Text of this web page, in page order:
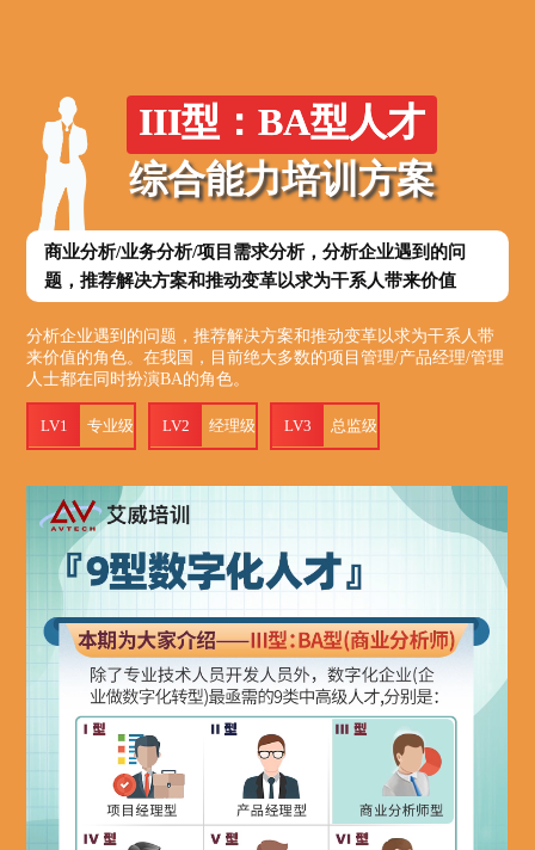
III型：BA型人才
综合能力培训方案
商业分析/业务分析/项目需求分析，分析企业遇到的问
题，推荐解决方案和推动变革以求为干系人带来价值
分析企业遇到的问题，推荐解决方案和推动变革以求为干系人带
来价值的角色。在我国，目前绝大多数的项目管理/产品经理/管理
人士都在同时扮演BA的角色。
LV1 专业级 LV2 经理级 LV3 总监级